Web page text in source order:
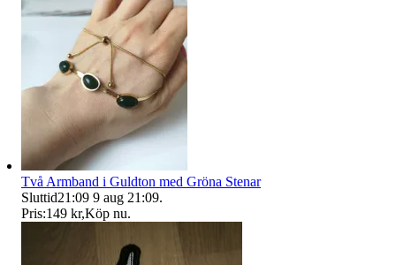
Två Armband i Guldton med Gröna Stenar
Sluttid21:09 9 aug 21:09.
Pris:149 kr,Köp nu.